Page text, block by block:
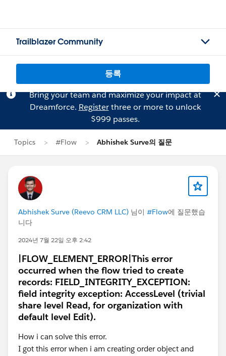
Trailblazer Community
등록
Bring your team and maximize your impact at
Dreamforce. Registerthree or more to unlock
$999 passes.
Topics #Flow Abhishek Surve의 질문
Abhishek Surve (Reevo CRM LLC) 님이 #Flow에 질문했습
니다
2024년 7월 22일 오후 2:42
|FLOW_ELEMENT_ERROR|This error
occurred when the flow tried to create
records: FIELD_INTEGRITY_EXCEPTION:
field integrity exception: AccessLevel (trivial
share level Read, for organization with
default level Edit).
How i can solve this error.
I got this error when i am creating order object and